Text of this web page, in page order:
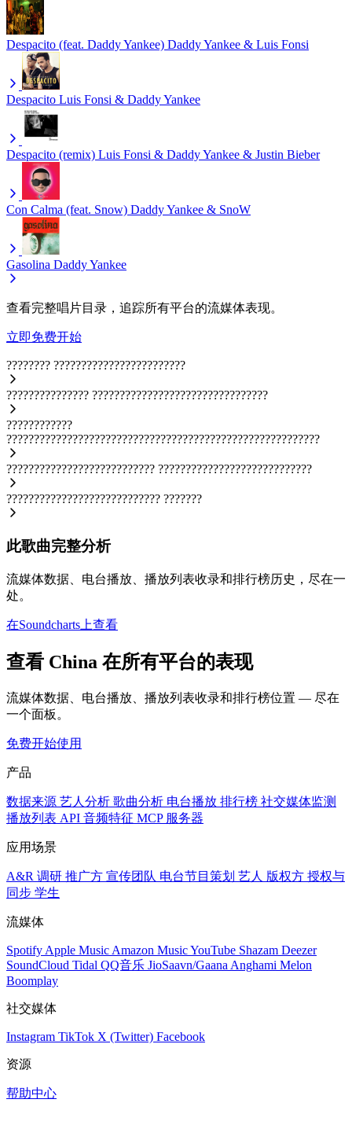
Despacito (feat. Daddy Yankee) Daddy Yankee & Luis Fonsi
Despacito Luis Fonsi & Daddy Yankee
Despacito (remix) Luis Fonsi & Daddy Yankee & Justin Bieber
Con Calma (feat. Snow) Daddy Yankee & SnoW
Gasolina Daddy Yankee
查看完整唱片目录，追踪所有平台的流媒体表现。
立即免费开始
???????? ????????????????????????
??????????????? ????????????????????????????????
????????????
?????????????????????????????????????????????????????????
??????????????????????????? ????????????????????????????
???????????????????????????? ???????
此歌曲完整分析
流媒体数据、电台播放、播放列表收录和排行榜历史，尽在一
处。
在Soundcharts上查看
查看 China 在所有平台的表现
流媒体数据、电台播放、播放列表收录和排行榜位置 — 尽在
一个面板。
免费开始使用
产品
数据来源 艺人分析 歌曲分析 电台播放 排行榜 社交媒体监测
播放列表 API 音频特征 MCP 服务器
应用场景
A&R 调研 推广方 宣传团队 电台节目策划 艺人 版权方 授权与
同步 学生
流媒体
Spotify Apple Music Amazon MusicYouTube Shazam Deezer
SoundCloud Tidal QQ音乐 JioSaavn/Gaana Anghami Melon
Boomplay
社交媒体
Instagram TikTok X (Twitter) Facebook
资源
帮助中心